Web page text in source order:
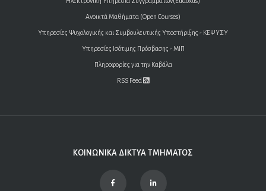
Ανοικτά Μαθήματα (Open Courses)
Υπηρεσίες Ψυχολογικής και Συμβουλευτικής Υποστήριξης - ΚΕΨΥΣΥ
Υπηρεσίες Ισότιμης Πρόσβασης - ΜΙΠ
Πληροφορίες για την Καβάλα
RSS Feed
ΚΟΙΝΩΝΙΚΑ ΔΙΚΤΥΑ ΤΜΗΜΑΤΟΣ